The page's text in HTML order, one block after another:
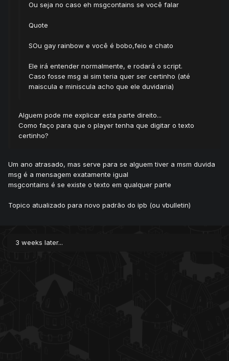
Ou seja no caso eh msgcontains se você falar
Quote
SOu gay rainbow e você é bobo,feio e chato
Ele irá entender normalmente, e rodará o script.
Caso fosse msg ai sim teria quer ser certinho (até
maiscula e miniscula acho que ele duvidaria)
Alguem pode me explicar esta parte direito...
Como faço para que o player tenha que digitar o texto
certinho?
Um ano atrasado, mas serve para se alguem tiver a msm duvida
msg é a mensagem exatamente igual
msgcontains é se existe o texto em qualquer parte
Topico atualizado para novo padrão do ipb (ou vbulletin)
3 weeks later...